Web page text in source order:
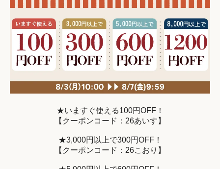
★いますぐ使える100円OFF！
【クーポンコード：26あいす】
★3,000円以上で300円OFF！
【クーポンコード：26こおり】